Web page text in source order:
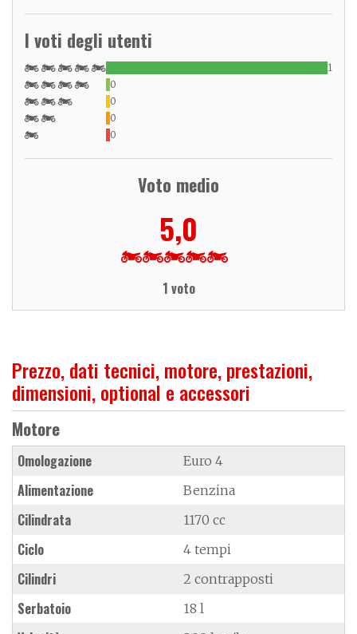
I voti degli utenti
1
0
0
0
0
Voto medio
5,0
1 voto
Prezzo, dati tecnici, motore, prestazioni,
dimensioni, optional e accessori
Motore
Omologazione Euro 4
Alimentazione Benzina
Cilindrata 1170 cc
Ciclo 4 tempi
Cilindri 2 contrapposti
Serbatoio 18 l